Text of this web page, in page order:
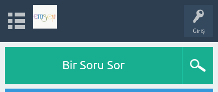
Giriş
Bir Soru Sor